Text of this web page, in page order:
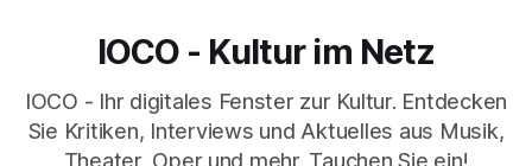
IOCO - Kultur im Netz
IOCO - Ihr digitales Fenster zur Kultur. Entdecken
Sie Kritiken, Interviews und Aktuelles aus Musik,
Theater, Oper und mehr. Tauchen Sie ein!